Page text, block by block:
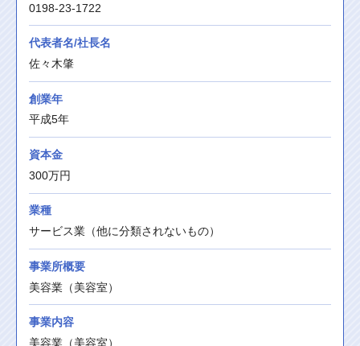
0198-23-1722
代表者名/社長名
佐々木肇
創業年
平成5年
資本金
300万円
業種
サービス業（他に分類されないもの）
事業所概要
美容業（美容室）
事業内容
美容業（美容室）